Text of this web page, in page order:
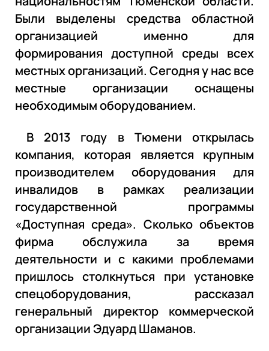
Были выделены средства областной
организацией именно для
формирования доступной среды всех
местных организаций. Сегодня у нас все
местные организации оснащены
необходимым оборудованием.
В 2013 году в Тюмени открылась
компания, которая является крупным
производителем оборудования для
инвалидов в рамках реализации
государственной программы
«Доступная среда». Сколько объектов
фирма обслужила за время
деятельности и с какими проблемами
пришлось столкнуться при установке
спецоборудования, рассказал
генеральный директор коммерческой
организации Эдуард Шаманов.